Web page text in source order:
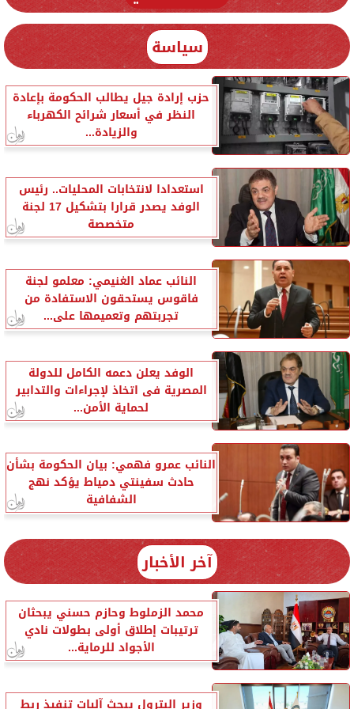
سياسة
حزب إرادة جيل يطالب الحكومة بإعادة
النظر في أسعار شرائح الكهرباء
والزيادة...
استعدادا لانتخابات المحليات.. رئيس
الوفد يصدر قرارا بتشكيل 17 لجنة
متخصصة
النائب عماد الغنيمي: معلمو لجنة
فاقوس يستحقون الاستفادة من
تجربتهم وتعميمها على...
الوفد يعلن دعمه الكامل للدولة
المصرية فى اتخاذ لإجراءات والتدابير
لحماية الأمن...
النائب عمرو فهمي: بيان الحكومة بشأن
حادث سفينتي دمياط يؤكد نهج
الشفافية
آخر الأخبار
محمد الزملوط وحازم حسني يبحثان
ترتيبات إطلاق أولى بطولات نادي
الأجواد للرماية...
وزير البترول يبحث آليات تنفيذ ربط